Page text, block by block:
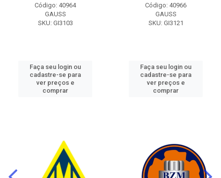
Código: 40964
GAUSS
SKU: GI3103
Faça seu login ou
cadastre-se para
ver preços e
comprar
Código: 40966
GAUSS
SKU: GI3121
Faça seu login ou
cadastre-se para
ver preços e
comprar